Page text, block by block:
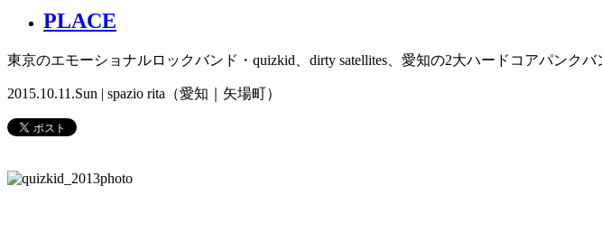
PLACE
東京のエモーショナルロックバンド・quizkid、dirty satellites、愛知の2大ハードコアパンク
2015.10.11.Sun | spazio rita（愛知｜矢場町）